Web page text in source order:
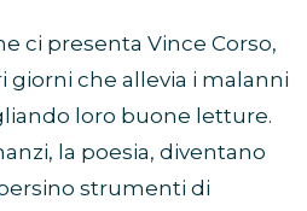
ci presenta Vince Corso,
giorni che allevia i malanni
loro buone letture.
la poesia, diventano
strumenti di